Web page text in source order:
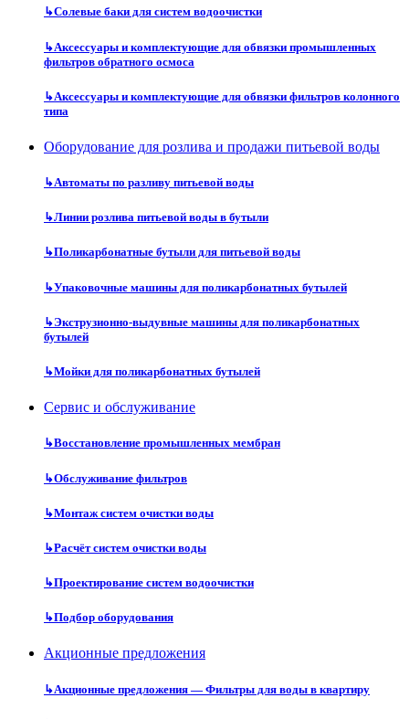
↳Солевые баки для систем водоочистки
↳Аксессуары и комплектующие для обвязки промышленных
фильтров обратного осмоса
↳Аксессуары и комплектующие для обвязки фильтров колонного
типа
Оборудование для розлива и продажи питьевой воды
↳Автоматы по разливу питьевой воды
↳Линии розлива питьевой воды в бутыли
↳Поликарбонатные бутыли для питьевой воды
↳Упаковочные машины для поликарбонатных бутылей
↳Экструзионно-выдувные машины для поликарбонатных
бутылей
↳Мойки для поликарбонатных бутылей
Сервис и обслуживание
↳Восстановление промышленных мембран
↳Обслуживание фильтров
↳Монтаж систем очистки воды
↳Расчёт систем очистки воды
↳Проектирование систем водоочистки
↳Подбор оборудования
Акционные предложения
↳Акционные предложения — Фильтры для воды в квартиру